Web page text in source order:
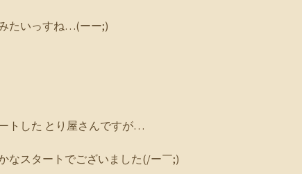
たいっすね…(ーー;)
トした とり屋さんですが…
なスタートでございました(/ー￣;)